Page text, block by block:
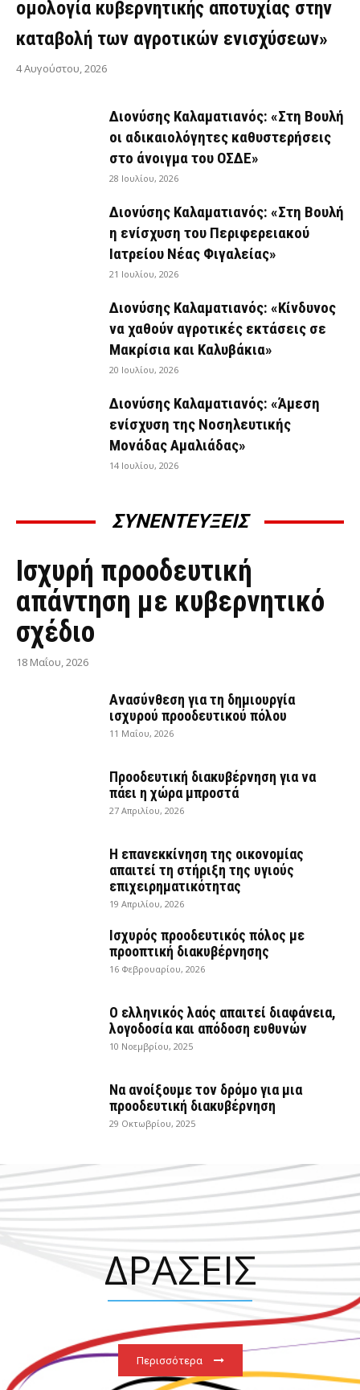
ομολογία κυβερνητικής αποτυχίας στην
καταβολή των αγροτικών ενισχύσεων»
4 Αυγούστου, 2026
Διονύσης Καλαματιανός: «Στη Βουλή
οι αδικαιολόγητες καθυστερήσεις
στο άνοιγμα του ΟΣΔΕ»
28 Ιουλίου, 2026
Διονύσης Καλαματιανός: «Στη Βουλή
η ενίσχυση του Περιφερειακού
Ιατρείου Νέας Φιγαλείας»
21 Ιουλίου, 2026
Διονύσης Καλαματιανός: «Κίνδυνος
να χαθούν αγροτικές εκτάσεις σε
Μακρίσια και Καλυβάκια»
20 Ιουλίου, 2026
Διονύσης Καλαματιανός: «Άμεση
ενίσχυση της Νοσηλευτικής
Μονάδας Αμαλιάδας»
14 Ιουλίου, 2026
ΣΥΝΕΝΤΕΥΞΕΙΣ
ΣΥΝΕΝΤΕΎΞΕΙΣ
Ισχυρή προοδευτική
απάντηση με κυβερνητικό
σχέδιο
18 Μαΐου, 2026
Ανασύνθεση για τη δημιουργία
ισχυρού προοδευτικού πόλου
11 Μαΐου, 2026
Προοδευτική διακυβέρνηση για να
πάει η χώρα μπροστά
27 Απριλίου, 2026
Η επανεκκίνηση της οικονομίας
απαιτεί τη στήριξη της υγιούς
επιχειρηματικότητας
19 Απριλίου, 2026
Ισχυρός προοδευτικός πόλος με
προοπτική διακυβέρνησης
16 Φεβρουαρίου, 2026
Ο ελληνικός λαός απαιτεί διαφάνεια,
λογοδοσία και απόδοση ευθυνών
10 Νοεμβρίου, 2025
Να ανοίξουμε τον δρόμο για μια
προοδευτική διακυβέρνηση
29 Οκτωβρίου, 2025
ΔΡΑΣΕΙΣ
Περισσότερα